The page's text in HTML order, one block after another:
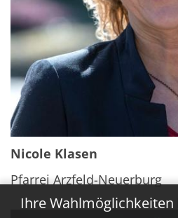
Ihre Wahlmöglichkeiten
Nicole Klasen
Pfarrei Arzfeld-Neuerburg